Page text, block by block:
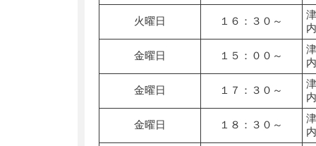
火曜日 １６：３０～
金曜日 １５：００～
金曜日 １７：３０～
金曜日 １８：３０～